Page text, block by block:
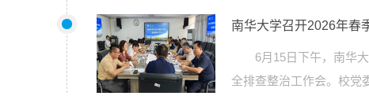
南华大学召开2026年春
6月15日下午，南华
全排查整治工作会。校党